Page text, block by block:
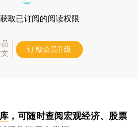
取已订阅的阅读权限
订阅/会员升级
，可随时查阅宏观经济、股票